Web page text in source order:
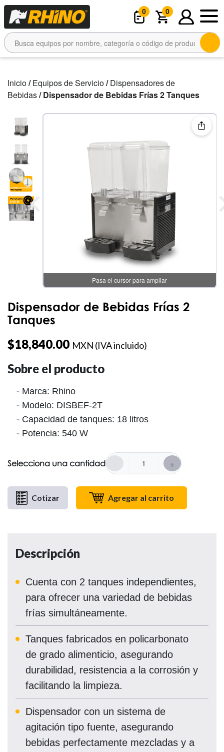
0 0
Inicio/Equipos de Servicio/Dispensadores de
Bebidas/ Dispensador de Bebidas Frías 2 Tanques
Pasa el cursor para ampliar
Dispensador de Bebidas Frías 2
Tanques
$18,840.00 MXN (IVA incluido)
Sobre el producto
Marca: Rhino
Modelo: DISBEF-2T
Capacidad de tanques: 18 litros
Potencia: 540 W
Selecciona una cantidad +
Cotizar Agregar al carrito
Descripción
Cuenta con 2 tanques independientes,
para ofrecer una variedad de bebidas
frías simultáneamente.
Tanques fabricados en policarbonato
de grado alimenticio, asegurando
durabilidad, resistencia a la corrosión y
facilitando la limpieza.
Dispensador con un sistema de
agitación tipo fuente, asegurando
bebidas perfectamente mezcladas y a